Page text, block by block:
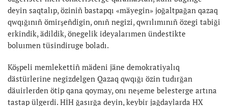
deyin saqtalıp, öziniñ bastapqı «mäyegin» joğaltpağan qazaq
qwqığınıñ ömirşeñdigin, onıñ negizi, qwrılımınıñ özegi tabiği
erkindik, ädildik, önegelik ideyalarımen ündestikte
boluımen tüsindiruge boladı.
Köşpeli memlekettiñ mädeni jäne demokratiyalıq
dästürlerine negizdelgen Qazaq qwqığı özin tudırğan
däuirlerden ötip qana qoymay, onı neşeme belesterge artına
tastap ülgerdi. HİH ğasırğa deyin, keybir jağdaylarda HX